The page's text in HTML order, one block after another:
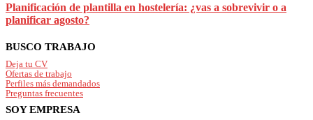
Planificación de plantilla en hostelería: ¿vas a sobrevivir o a
planificar agosto?
Footer
BUSCO TRABAJO
Deja tu CV
Ofertas de trabajo
Perfiles más demandados
Preguntas frecuentes
SOY EMPRESA